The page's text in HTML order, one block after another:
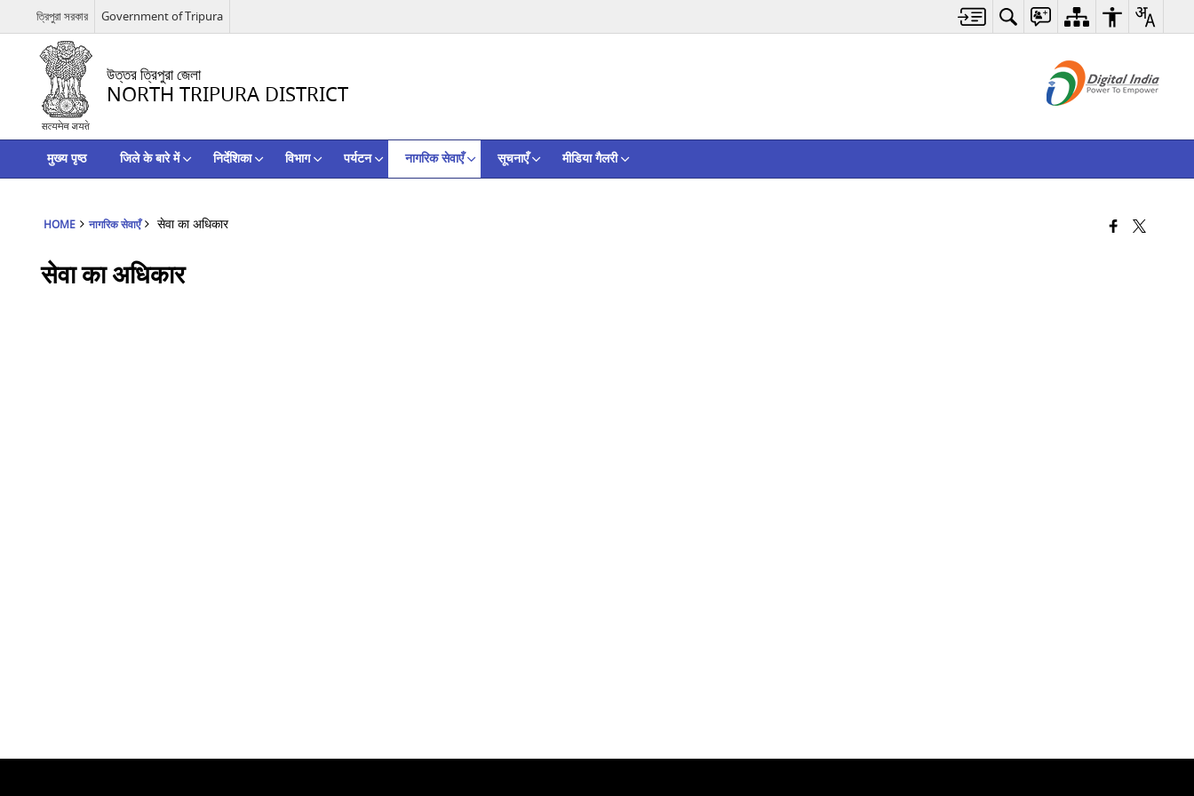
ত্রিপুরা সরকার Government of Tripura
উত্তর ত্রিপুরা জেলা
NORTH TRIPURA DISTRICT
मुख्य पृष्ठ जिले के बारे में निर्देशिका विभाग पर्यटन नागरिक सेवाएँ सूचनाएँ मीडिया गैलरी
HOME नागरिक सेवाएँ सेवा का अधिकार
सेवा का अधिकार